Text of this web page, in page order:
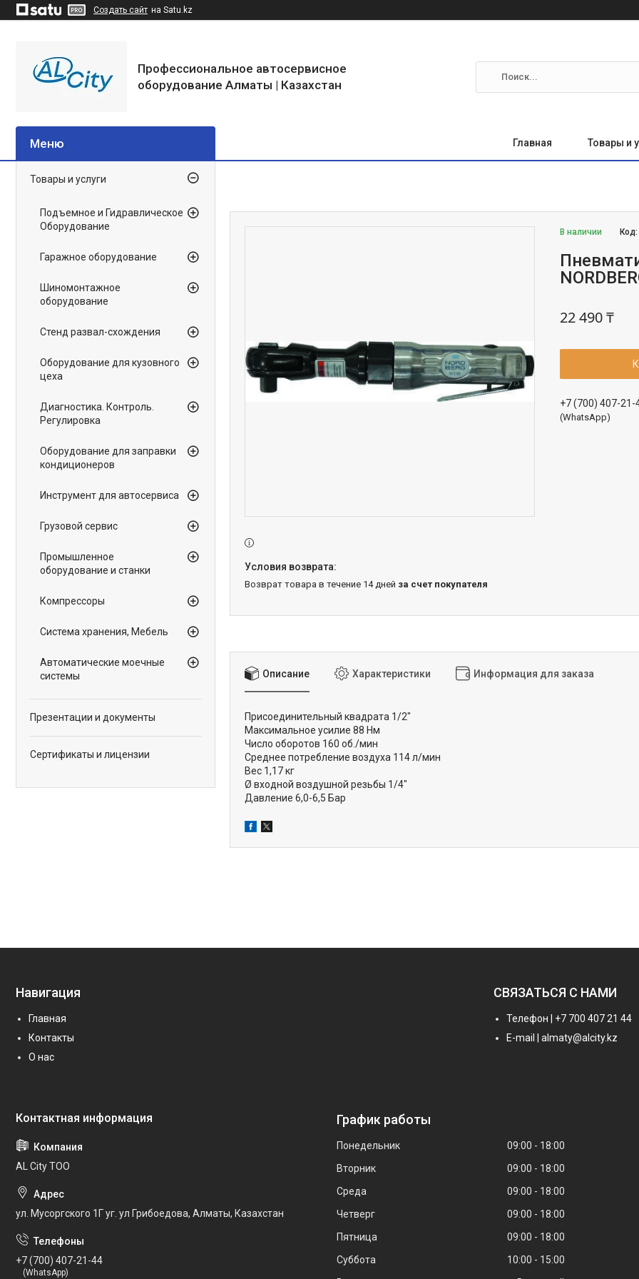
Создать сайт на Satu.kz
Профессиональное автосервисное
оборудование Алматы | Казахстан
Главная Товары и
В наличии Код:
22 490 ₸
+7 (700) 407-21-
(WhatsApp)
возврат товара в течение 14 дней за счет покупателя
Описание Характеристики Информация для заказа
Присоединительный квадрата 1/2"
Максимальное усилие 88 Нм
Число оборотов 160 об./мин
Среднее потребление воздуха 114 л/мин
Вес 1,17 кг
Ø входной воздушной резьбы 1/4"
Давление 6,0-6,5 Бар
Товары и услуги
Подъемное и Гидравлическое
Оборудование
Гаражное оборудование
Шиномонтажное
оборудование
Стенд развал-схождения
Оборудование для кузовного
цеха
Диагностика. Контроль.
Регулировка
Оборудование для заправки
кондиционеров
Инструмент для автосервиса
Грузовой сервис
Промышленное
оборудование и станки
Компрессоры
Система хранения, Мебель
Автоматические моечные
системы
Презентации и документы
Сертификаты и лицензии
Навигация
Главная
Контакты
О нас
СВЯЗАТЬСЯ С НАМИ
Телефон | +7 700 407 21 44
E-mail | almaty@alcity.kz
AL City ТОО
ул. Мусоргского 1Г уг. ул Грибоедова, Алматы, Казахстан
+7 (700) 407-21-44
(WhatsApp)
График работы
Понедельник 09:00
18:00
Вторник
09:00
18:00
Среда
09:00
18:00
Четверг
09:00
18:00
Пятница
09:00
18:00
Суббота
10:00
15:00